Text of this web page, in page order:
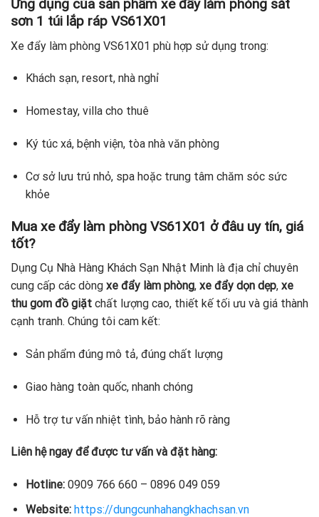
Ứng dụng của sản phẩm xe đẩy làm phòng sắt
sơn 1 túi lắp ráp VS61X01
Xe đẩy làm phòng VS61X01 phù hợp sử dụng trong:
Khách sạn, resort, nhà nghỉ
Homestay, villa cho thuê
Ký túc xá, bệnh viện, tòa nhà văn phòng
Cơ sở lưu trú nhỏ, spa hoặc trung tâm chăm sóc sức
khỏe
Mua xe đẩy làm phòng VS61X01 ở đâu uy tín, giá
tốt?
Dụng Cụ Nhà Hàng Khách Sạn Nhật Minh là địa chỉ chuyên
cung cấp các dòng xe đẩy làm phòng, xe đẩy dọn dẹp, xe
thu gom đồ giặt chất lượng cao, thiết kế tối ưu và giá thành
cạnh tranh. Chúng tôi cam kết:
Sản phẩm đúng mô tả, đúng chất lượng
Giao hàng toàn quốc, nhanh chóng
Hỗ trợ tư vấn nhiệt tình, bảo hành rõ ràng
Liên hệ ngay để được tư vấn và đặt hàng:
Hotline:0909 766 660 – 0896 049 059
Website: https://dungcunhahangkhachsan.vn